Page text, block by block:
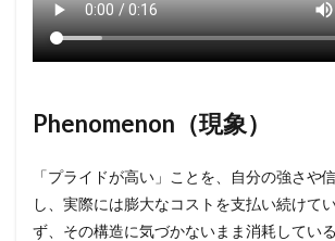
Phenomenon（現象）
「プライドが高い」ことを、自分の強さや
し、実際には膨大なコストを支払い続けて
ず、その構造に気づかないまま消耗している